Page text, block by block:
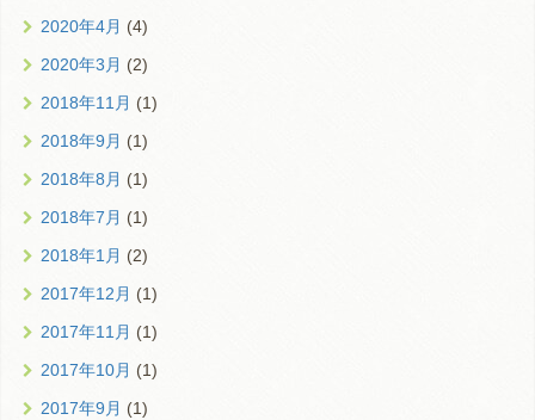
2020年4月 (4)
2020年3月 (2)
2018年11月 (1)
2018年9月 (1)
2018年8月 (1)
2018年7月 (1)
2018年1月 (2)
2017年12月 (1)
2017年11月 (1)
2017年10月 (1)
2017年9月 (1)